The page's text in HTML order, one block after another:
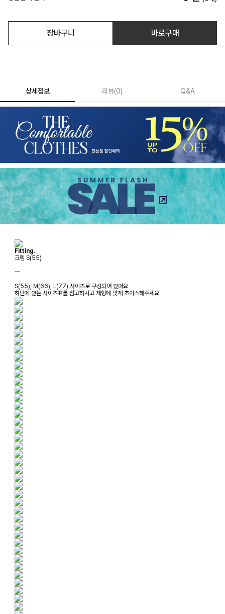
장바구니 바로구매
상세정보 리뷰(0) Q&A
Fitting.
크림 S(55)
ㅡ
S(55), M(66), L(77) 사이즈로 구성되어 있어요
하단에 있는 사이즈표를 참고하시고 체형에 맞게 초이스해주세요